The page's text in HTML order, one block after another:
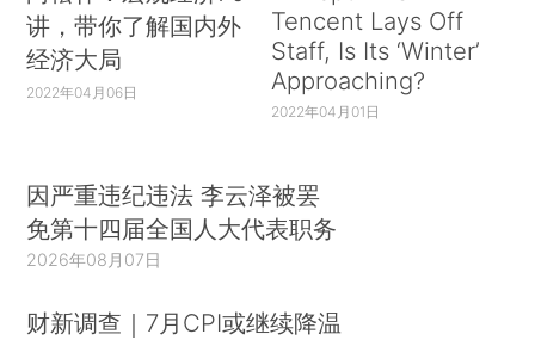
讲，带你了解国内外
经济大局
2022年04月06日
Tencent Lays Off
Staff, Is Its ‘Winter’
Approaching?
2022年04月01日
因严重违纪违法 李云泽被罢
免第十四届全国人大代表职务
2026年08月07日
财新调查｜7月CPI或继续降温